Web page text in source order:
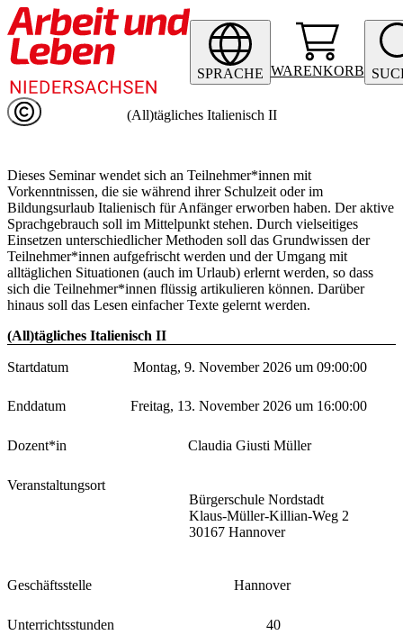
SPRACHE WARENKORB
(All)tägliches Italienisch II
Dieses Seminar wendet sich an Teilnehmer*innen mit
Vorkenntnissen, die sie während ihrer Schulzeit oder im
Bildungsurlaub Italienisch für Anfänger erworben haben. Der aktive
Sprachgebrauch soll im Mittelpunkt stehen. Durch vielseitiges
Einsetzen unterschiedlicher Methoden soll das Grundwissen der
Teilnehmer*innen aufgefrischt werden und der Umgang mit
alltäglichen Situationen (auch im Urlaub) erlernt werden, so dass
sich die Teilnehmer*innen flüssig artikulieren können. Darüber
hinaus soll das Lesen einfacher Texte gelernt werden.
(All)tägliches Italienisch II
Startdatum Montag, 9. November 2026 um 09:00:00
Enddatum Freitag, 13. November 2026 um 16:00:00
Dozent*in Claudia Giusti Müller
Veranstaltungsort
Bürgerschule Nordstadt
Klaus-Müller-Killian-Weg 2
30167 Hannover
Geschäftsstelle Hannover
Unterrichtsstunden 40